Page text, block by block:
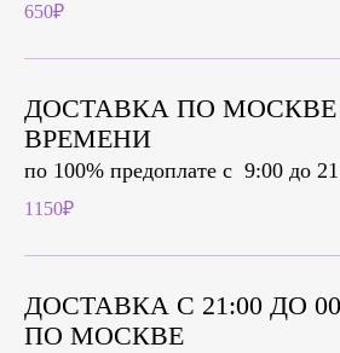
650₽
ДОСТАВКА ПО
ВРЕМЕНИ
по 100% предоплате c 9:00 до
1150₽
ДОСТАВКА С 21:00 ДО
ПО МОСКВЕ